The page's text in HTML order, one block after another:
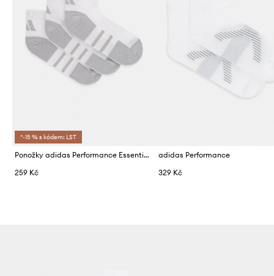
*-15 % s kódem: LST
Ponožky adidas Performance Essential 3-pack
259 Kč
adidas Performance
329 Kč